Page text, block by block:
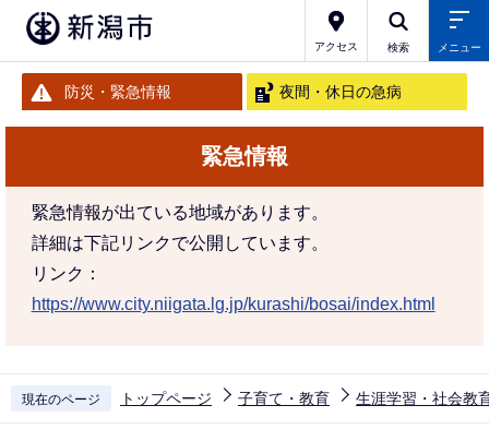
アクセス 検索 メニュー
防災・緊急情報 夜間・休日の急病
緊急情報
緊急情報が出ている地域があります。
詳細は下記リンクで公開しています。
リンク：
https://www.city.niigata.lg.jp/kurashi/bosai/index.html
現在のページ トップページ 子育て・教育 生涯学習・社会教